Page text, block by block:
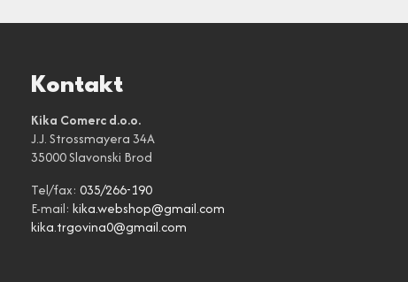
Kontakt
Kika Comerc d.o.o.
J.J. Strossmayera 34A
35000 Slavonski Brod
Tel/fax: 035/266-190
E-mail: kika.webshop@gmail.com
kika.trgovina0@gmail.com